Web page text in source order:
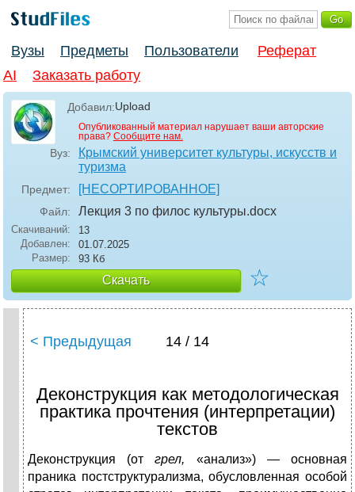
Вузы Предметы Пользователи
Реферат
AI
Заказать работу
Добавил:Upload
Опубликованный материал нарушает ваши авторские
права? Сообщите нам.
Вуз:
Крымский университет культуры, искусств и
туризма
Предмет: [НЕСОРТИРОВАННОЕ]
Файл: Лекция 3 по филос культуры.docx
Скачиваний:
13
Добавлен:
01.07.2025
Размер:
93 Кб
Скачать ☆
< Предыдущая 14 / 14
Деконструкция как методологическая
практика прочтения (интерпретации)
текстов
Деконструкция (отгрел, «анализ») — основная
прани­ка постструктурализма, обусловленная особой